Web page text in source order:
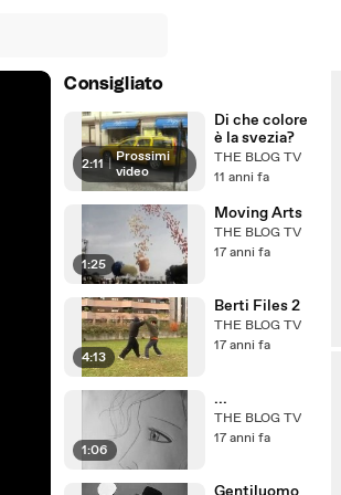
Consigliato
2:11 | Prossimi
video
Di che colore
è la svezia?
THE BLOG TV
11 anni fa
1:25
Moving Arts
THE BLOG TV
17 anni fa
4:13
Berti Files 2
THE BLOG TV
17 anni fa
1:06
...
THE BLOG TV
17 anni fa